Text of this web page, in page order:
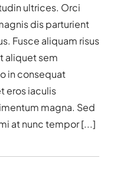
ultrices. Orci
dis parturient
Fusce aliquam risus
aliquet sem
in consequat
eros iaculis
magna. Sed
at nunc tempor [...]